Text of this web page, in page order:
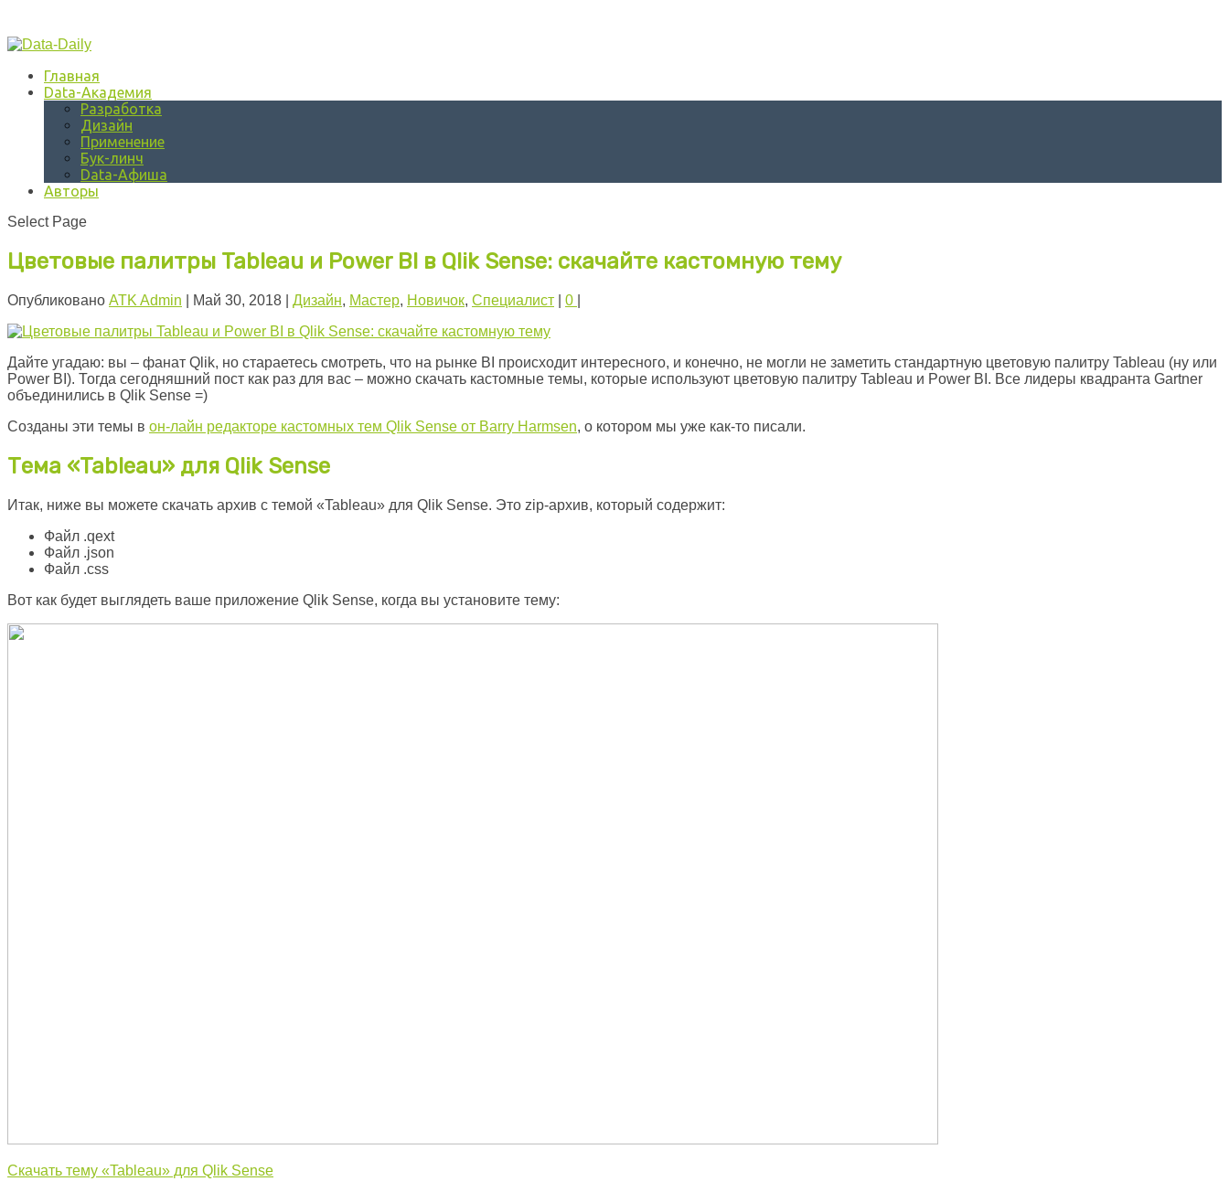
Главная
Data-Академия
Разработка
Дизайн
Применение
Бук-линч
Data-Афиша
Авторы
Select Page
Цветовые палитры Tableau и Power BI в Qlik Sense: скачайте кастомную тему
Опубликовано ATK Admin Май 30, 2018 Дизайн, Мастер, Новичок, Специалист 0
Дайте угадаю: вы – фанат Qlik, но стараетесь смотреть, что на рынке BI происходит интересного, и конечно, не могли не заметить стандартную цветовую палитру Tableau (ну или
Power BI). Тогда сегодняшний пост как раз для вас – можно скачать кастомные темы, которые используют цветовую палитру Tableau и Power BI. Все лидеры квадранта Gartner
объединились в Qlik Sense =)
Созданы эти темы в он-лайн редакторе кастомных тем Qlik Sense от Barry Harmsen, о котором мы уже как-то писали.
Тема «Tableau» для Qlik Sense
Итак, ниже вы можете скачать архив с темой «Tableau» для Qlik Sense. Это zip-архив, который содержит:
Файл .qext
Файл .json
Файл .css
Вот как будет выглядеть ваше приложение Qlik Sense, когда вы установите тему:
Скачать тему «Tableau» для Qlik Sense